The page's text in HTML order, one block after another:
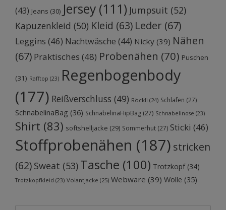
(43) Jeans (30) Jersey (111) Jumpsuit (52)
Kapuzenkleid (50) Kleid (63) Leder (67)
Leggins (46) Nachtwäsche (44) Nicky (39) Nähen
(67) Praktisches (48) Probenähen (70) Puschen
(31) Rafftop (23) Regenbogenbody
(177) Reißverschluss (49) Röckli (24) Schlafen (27)
SchnabelinaBag (36) SchnabelinaHipBag (27) Schnabelinose (23)
Shirt (83) softshelljacke (29) Sommerhut (27) Sticki (46)
Stoffprobenähen (187) stricken
(62) Sweat (53) Tasche (100) Trotzkopf(34)
Trotzkopfkleid (23) Volantjacke (25) Webware (39) Wolle (35)